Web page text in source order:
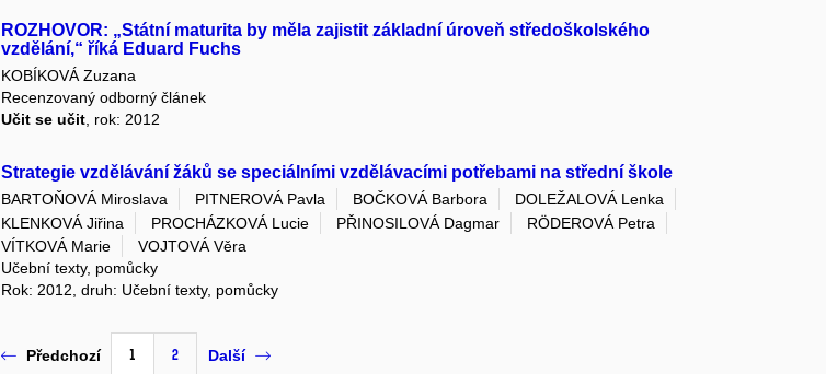
ROZHOVOR: „Státní maturita by měla zajistit základní úroveň středoškolského
vzdělání,“ říká Eduard Fuchs
KOBÍKOVÁ Zuzana
Recenzovaný odborný článek
Učit se učit , rok: 2012
Strategie vzdělávání žáků se speciálními vzdělávacími potřebami na střední škole
BARTOŇOVÁ Miroslava PITNEROVÁ Pavla BOČKOVÁ Barbora
DOLEŽALOVÁ Lenka
KLENKOVÁ Jiřina
PROCHÁZKOVÁ Lucie PŘINOSILOVÁ Dagmar
RÖDEROVÁ Petra
VÍTKOVÁ Marie
VOJTOVÁ Věra
Učební texty, pomůcky
Rok: 2012, druh: Učební texty, pomůcky
Předchozí 1 2 Další